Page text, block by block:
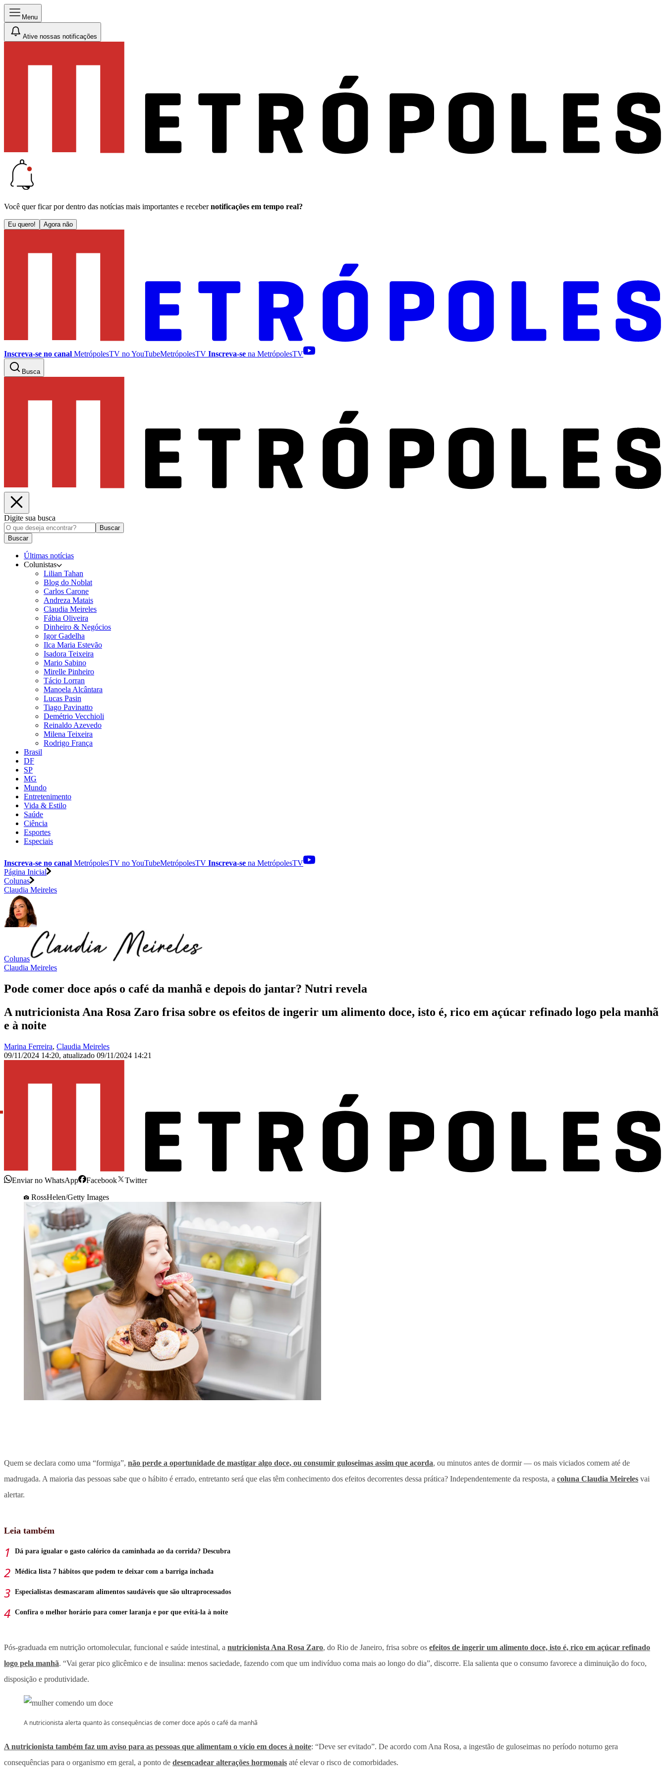
Menu
Ative nossas notificações
Você quer ficar por dentro das notícias mais importantes e receber notificações em tempo real?
Eu quero! Agora não
Inscreva-se no canal MetrópolesTV noYouTubeMetrópolesTV Inscreva-se na MetrópolesTV
Busca
Digite sua busca
Buscar
Buscar
Últimas notícias
Colunistas
Lilian Tahan
Blog do Noblat
Carlos Carone
Andreza Matais
Claudia Meireles
Fábia Oliveira
Dinheiro & Negócios
Igor Gadelha
Ilca Maria Estevão
Isadora Teixeira
Mario Sabino
Mirelle Pinheiro
Tácio Lorran
Manoela Alcântara
Lucas Pasin
Tiago Pavinatto
Demétrio Vecchioli
Reinaldo Azevedo
Milena Teixeira
Rodrigo França
Brasil
DF
SP
MG
Mundo
Entretenimento
Vida & Estilo
Saúde
Ciência
Esportes
Especiais
Inscreva-se no canal MetrópolesTV noYouTubeMetrópolesTV Inscreva-se na MetrópolesTV
Página Inicial
Colunas
Claudia Meireles
Colunas
Claudia Meireles
Pode comer doce após o café da manhã e depois do jantar? Nutri revela
A nutricionista Ana Rosa Zaro frisa sobre os efeitos de ingerir um alimento doce, isto é, rico em açúcar refinado logo pela manhã
e à noite
Marina Ferreira, Claudia Meireles
09/11/2024 14:20, atualizado 09/11/2024 14:21
Enviar no WhatsApp Facebook
Twitter
RossHelen/Getty Images
Quem se declara como uma “formiga”, não perde a oportunidade de mastigar algo doce, ou consumir guloseimas assim que acorda, ou minutos antes de dormir — os mais viciados comem até de
madrugada. A maioria das pessoas sabe que o hábito é errado, entretanto será que elas têm conhecimento dos efeitos decorrentes dessa prática? Independentemente da resposta, a coluna Claudia Meireles vai
alertar.
Leia também
Dá para igualar o gasto calórico da caminhada ao da corrida? Descubra
Médica lista 7 hábitos que podem te deixar com a barriga inchada
Especialistas desmascaram alimentos saudáveis que são ultraprocessados
Confira o melhor horário para comer laranja e por que evitá-la à noite
Pós-graduada em nutrição ortomolecular, funcional e saúde intestinal, a nutricionista Ana Rosa Zaro, do Rio de Janeiro, frisa sobre os efeitos de ingerir um alimento doce, isto é, rico em açúcar refinado
logo pela manhã. “Vai gerar pico glicêmico e de insulina: menos saciedade, fazendo com que um indivíduo coma mais ao longo do dia”, discorre. Ela salienta que o consumo favorece a diminuição do foco,
disposição e produtividade.
A nutricionista alerta quanto às consequências de comer doce após o café da manhã
A nutricionista também faz um aviso para as pessoas que alimentam o vício em doces à noite: “Deve ser evitado”. De acordo com Ana Rosa, a ingestão de guloseimas no período noturno gera
consequências para o organismo em geral, a ponto de desencadear alterações hormonais até elevar o risco de comorbidades.